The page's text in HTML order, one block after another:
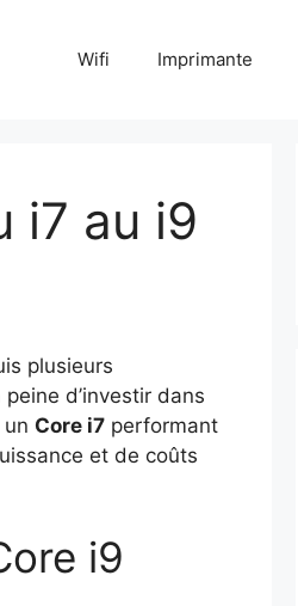
Wifi Imprimante
i7 au i9
plusieurs
d’investir dans
un Core i7 performant
et de coûts
i9